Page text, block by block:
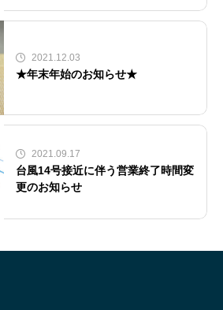
2021.12.03
★年末年始のお知らせ★
2021.09.17
台風14号接近に伴う営業終了時間変
更のお知らせ